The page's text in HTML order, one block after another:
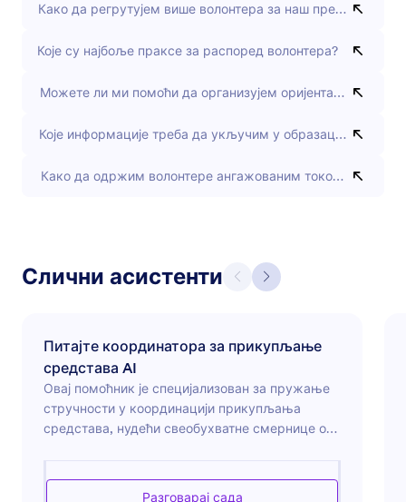
Како да регрутујем више волонтера за наш предстојећи
Које су најбоље праксе за распоред волонтера?
Можете ли ми помоћи да организујем оријентациону
Које информације треба да укључим у образац за пријаву
Како да одржим волонтере ангажованим током
Слични асистенти
Питајте координатора за прикупљање
средстава AI
Овај помоћник је специјализован за пружање
стручности у координацији прикупљања
средстава, нудећи свеобухватне смернице о
неговању односа са донаторима, као и вођењу
Разговарај сада